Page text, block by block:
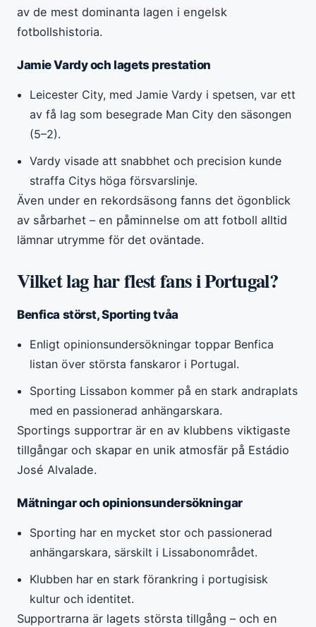
av de mest dominanta lagen i engelsk
fotbollshistoria.
Jamie Vardy och lagets prestation
Leicester City, med Jamie Vardy i spetsen, var ett
av få lag som besegrade Man City den säsongen
(5–2).
Vardy visade att snabbhet och precision kunde
straffa Citys höga försvarslinje.
Även under en rekordsäsong fanns det ögonblick
av sårbarhet – en påminnelse om att fotboll alltid
lämnar utrymme för det oväntade.
Vilket lag har flest fans i Portugal?
Benfica störst, Sporting tvåa
Enligt opinionsundersökningar toppar Benfica
listan över största fanskaror i Portugal.
Sporting Lissabon kommer på en stark andraplats
med en passionerad anhängarskara.
Sportings supportrar är en av klubbens viktigaste
tillgångar och skapar en unik atmosfär på Estádio
José Alvalade.
Mätningar och opinionsundersökningar
Sporting har en mycket stor och passionerad
anhängarskara, särskilt i Lissabonområdet.
Klubben har en stark förankring i portugisisk
kultur och identitet.
Supportrarna är lagets största tillgång – och en